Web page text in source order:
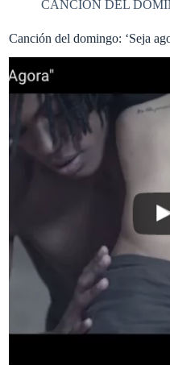
CANCIÓN DEL
Canción del domingo: ‘Seja